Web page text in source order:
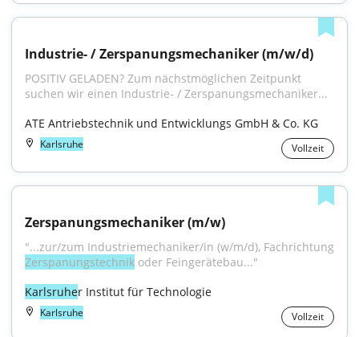
Industrie- / Zerspanungsmechaniker (m/w/d)
POSITIV GELADEN? Zum nächstmöglichen Zeitpunkt
suchen wir einen Industrie- / Zerspanungsmechaniker...
ATE Antriebstechnik und Entwicklungs GmbH & Co. KG
Karlsruhe Vollzeit
Zerspanungsmechaniker (m/w)
Zerspanungstechnik oder Feingerätebau..."
Karlsruher Institut für Technologie
Karlsruhe Vollzeit